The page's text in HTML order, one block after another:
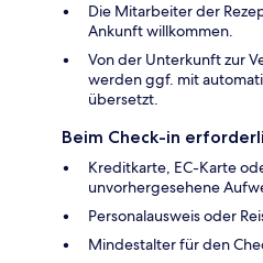
Die Mitarbeiter der
Ankunft willkommen.
Von der Unterkunft zur
werden ggf. mit
übersetzt.
Beim Check-in
Kreditkarte, EC-Karte
unvorhergesehene
Personalausweis oder
Mindestalter für den